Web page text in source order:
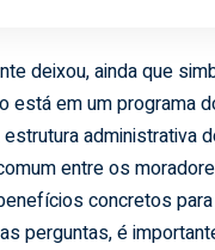
deixou, ainda que
está em um programa
administrativa
entre os
concretos
perguntas, é